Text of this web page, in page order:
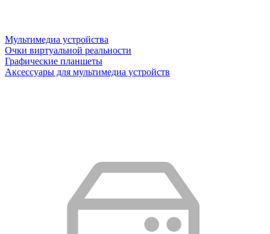
Мультимедиа устройства
Очки виртуальной реальности
Графические планшеты
Аксессуары для мультимедиа устройств